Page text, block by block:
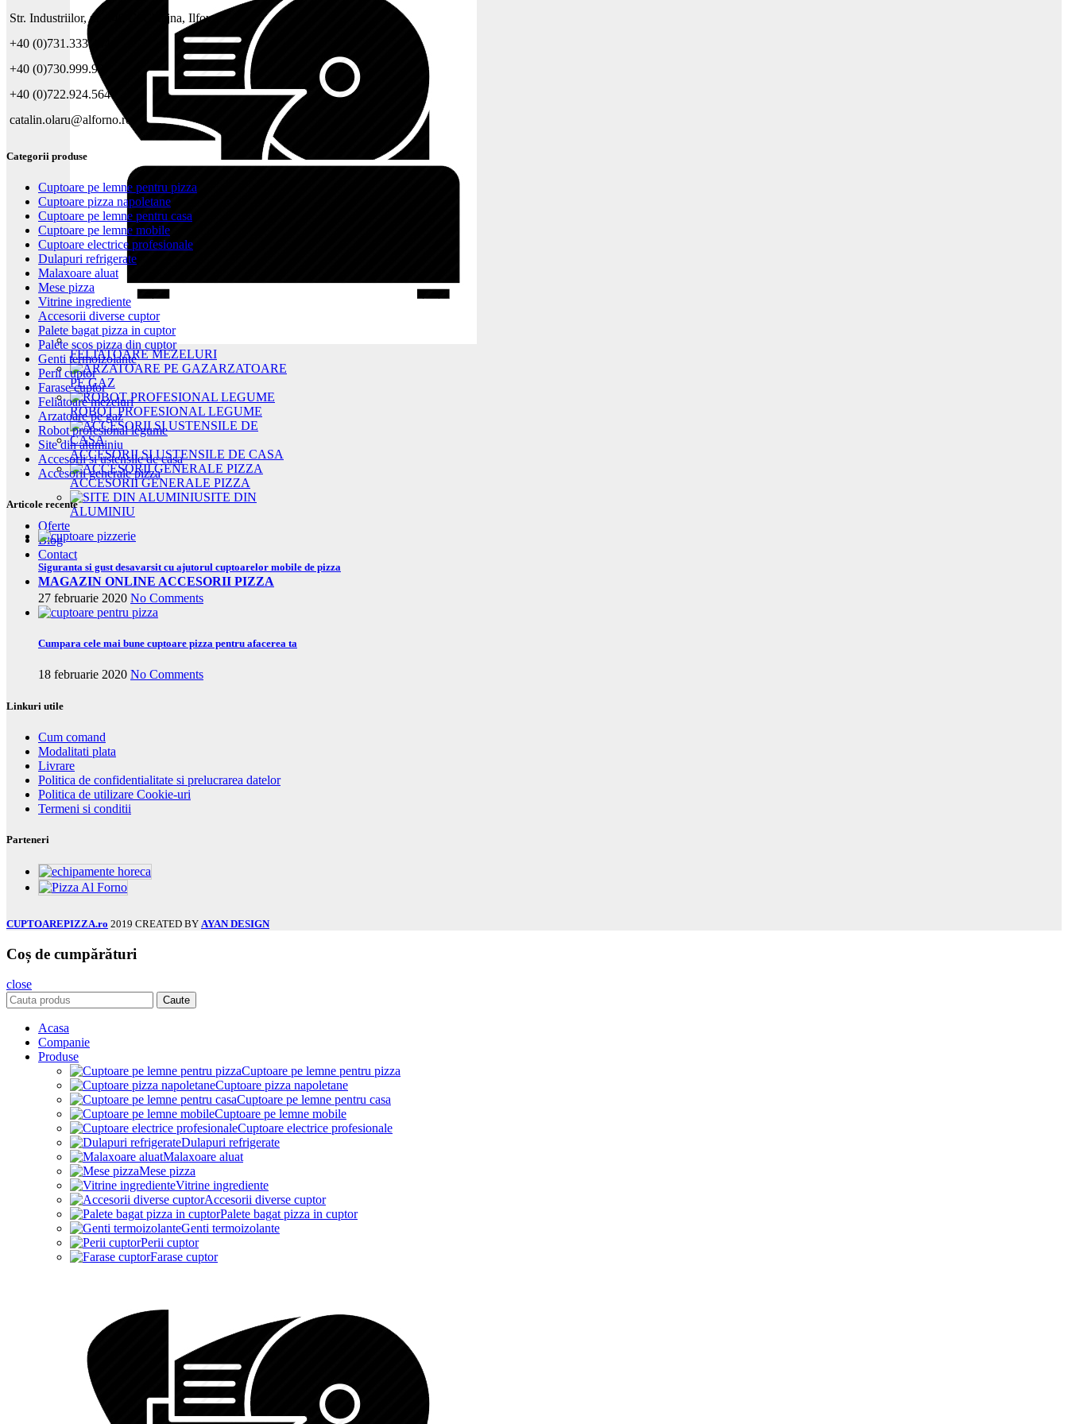
FELIATOARE MEZELURI
ARZATOARE
PE GAZ
ROBOT PROFESIONAL LEGUME
ACCESORII SI USTENSILE DE CASA
ACCESORII GENERALE PIZZA
SITE DIN
ALUMINIU
Oferte
Blog
Contact
MAGAZIN ONLINE ACCESORII PIZZA
Str. Industriilor, nr. 149 C, Chiajna, Ilfov
+40 (0)731.333.404
+40 (0)730.999.997
+40 (0)722.924.564
catalin.olaru@alforno.ro
Categorii produse
Cuptoare pe lemne pentru pizza
Cuptoare pizza napoletane
Cuptoare pe lemne pentru casa
Cuptoare pe lemne mobile
Cuptoare electrice profesionale
Dulapuri refrigerate
Malaxoare aluat
Mese pizza
Vitrine ingrediente
Accesorii diverse cuptor
Palete bagat pizza in cuptor
Palete scos pizza din cuptor
Genti termoizolante
Perii cuptor
Farase cuptor
Feliatoare mezeluri
Arzatoare pe gaz
Robot profesional legume
Site din aluminiu
Accesorii si ustensile de casa
Accesorii generale pizza
Articole recente
Siguranta si gust desavarsit cu ajutorul cuptoarelor mobile de pizza
27 februarie 2020 No Comments
Cumpara cele mai bune cuptoare pizza pentru afacerea ta
18 februarie 2020 No Comments
Linkuri utile
Cum comand
Modalitati plata
Livrare
Politica de confidentialitate si prelucrarea datelor
Politica de utilizare Cookie-uri
Termeni si conditii
Parteneri
CUPTOAREPIZZA.ro 2019 CREATED BY AYAN DESIGN
Coș de cumpărături
close
Caute
Acasa
Companie
Produse
Cuptoare pe lemne pentru pizza
Cuptoare pizza napoletane
Cuptoare pe lemne pentru casa
Cuptoare pe lemne mobile
Cuptoare electrice profesionale
Dulapuri refrigerate
Malaxoare aluat
Mese pizza
Vitrine ingrediente
Accesorii diverse cuptor
Palete bagat pizza in cuptor
Genti termoizolante
Perii cuptor
Farase cuptor